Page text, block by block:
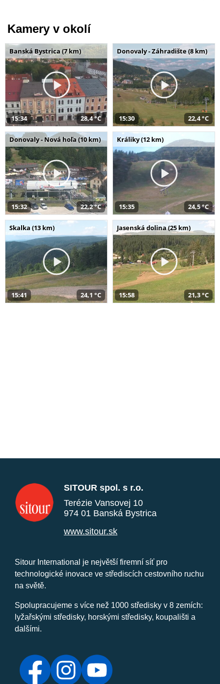
Kamery v okolí
Banská Bystrica (7 km)
15:34 28,4 °C
Donovaly - Záhradište (8 km)
15:30 22,4 °C
Donovaly - Nová hoľa (10 km)
15:32 22,2 °C
Králiky (12 km)
15:35 24,5 °C
Skalka (13 km)
15:41 24,1 °C
Jasenská dolina (25 km)
15:58 21,3 °C
SITOUR spol. s r.o.
Terézie Vansovej 10
974 01 Banská Bystrica
www.sitour.sk
Sitour International je největší firemní síť pro
technologické inovace ve střediscích cestovního ruchu
na světě.
Spolupracujeme s více než 1000 středisky v 8 zemích:
lyžařskými středisky, horskými středisky, koupališti a
dalšími.